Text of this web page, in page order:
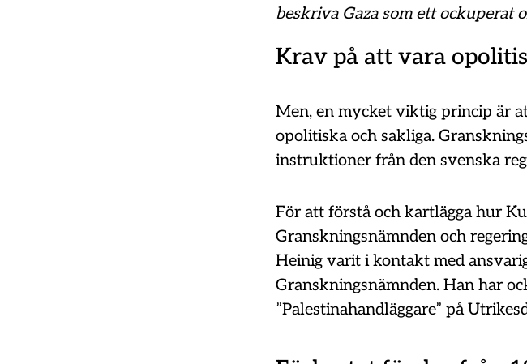
beskriva Gaza som ett ockuperat
Krav på att vara
Men, en mycket viktig princip är
opolitiska och sakliga.
instruktioner från den svenska
För att förstå och kartlägga hur
Granskningsnämnden och
Heinig varit i kontakt med
Granskningsnämnden. Han har
”Palestinahandläggare” på